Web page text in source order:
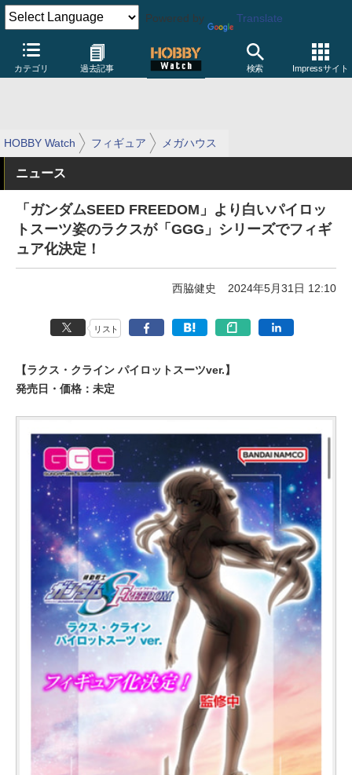
Powered by Translate
カテゴリ 過去記事 検索 Impressサイト
HOBBY Watch フィギュア メガハウス
ニュース
「ガンダムSEED FREEDOM」より白いパイロッ
トスーツ姿のラクスが「GGG」シリーズでフィギ
ュア化決定！
西脇健史 2024年5月31日 12:10
リスト
【ラクス・クライン パイロットスーツver.】
発売日・価格：未定